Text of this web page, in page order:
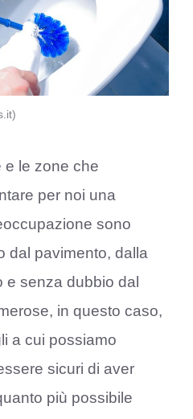
e le zone che
per noi una
sono
dal pavimento, dalla
senza dubbio dal
in questo caso,
a cui possiamo
sicuri di aver
più possibile